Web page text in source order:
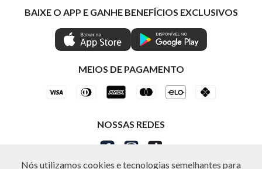
Nós utilizamos cookies e tecnologias semelhantes para
Painel de Privacidade
Gestão de Preferências
IND CASHBACK
Trocas e Devoluções
Regulamentos
Seja Um Revendedor
Shop by WhatsApp Individual
BAIXE O APP E GANHE BENEFÍCIOS EXCLUSIVOS
MEIOS DE PAGAMENTO
NOSSAS REDES